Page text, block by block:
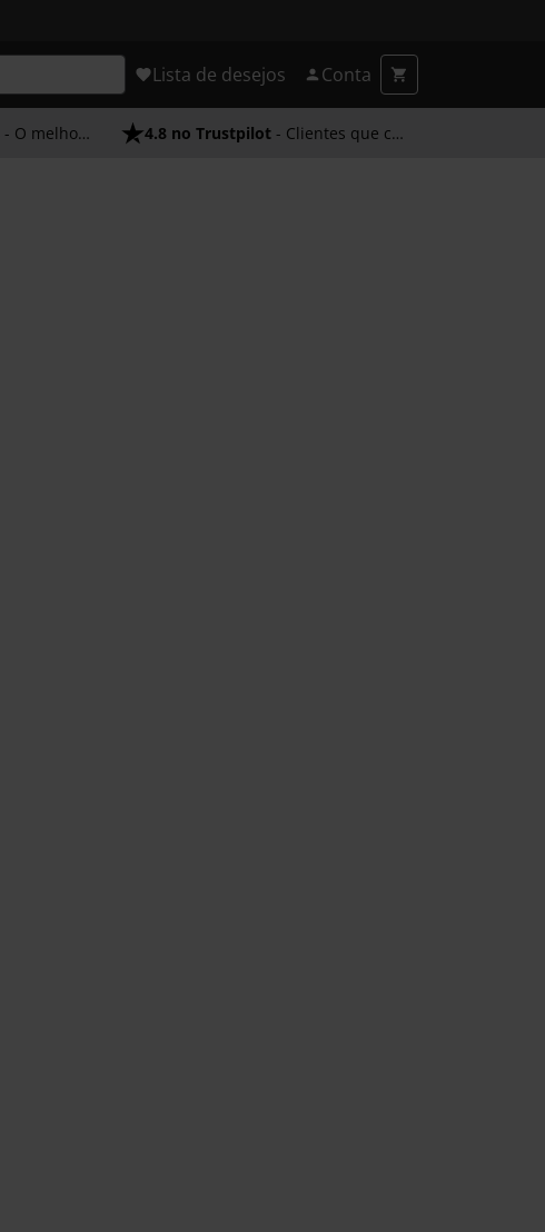
Lista de desejos Conta
- O melhor atendimento 4.8 no Trustpilot - Clientes que confiam em nós